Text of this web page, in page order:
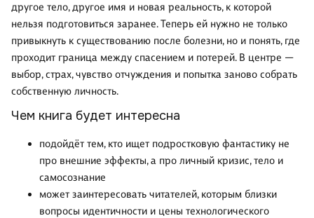
другое тело, другое имя и новая реальность, к которой
нельзя подготовиться заранее. Теперь ей нужно не только
привыкнуть к существованию после болезни, но и понять, где
проходит граница между спасением и потерей. В центре —
выбор, страх, чувство отчуждения и попытка заново собрать
собственную личность.
Чем книга будет интересна
подойдёт тем, кто ищет подростковую фантастику не
про внешние эффекты, а про личный кризис, тело и
самосознание
может заинтересовать читателей, которым близки
вопросы идентичности и цены технологического